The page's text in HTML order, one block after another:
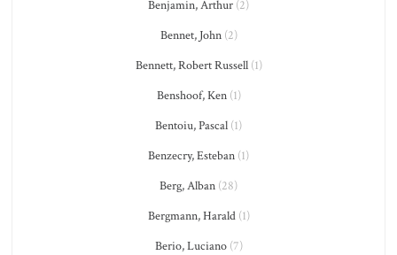
Benjamin, Arthur (2)
Bennet, John(2)
Bennett, Robert Russell(1)
Benshoof, Ken(1)
Bentoiu, Pascal (1)
Benzecry, Esteban (1)
Berg, Alban (28)
Bergmann, Harald(1)
Berio, Luciano(7)